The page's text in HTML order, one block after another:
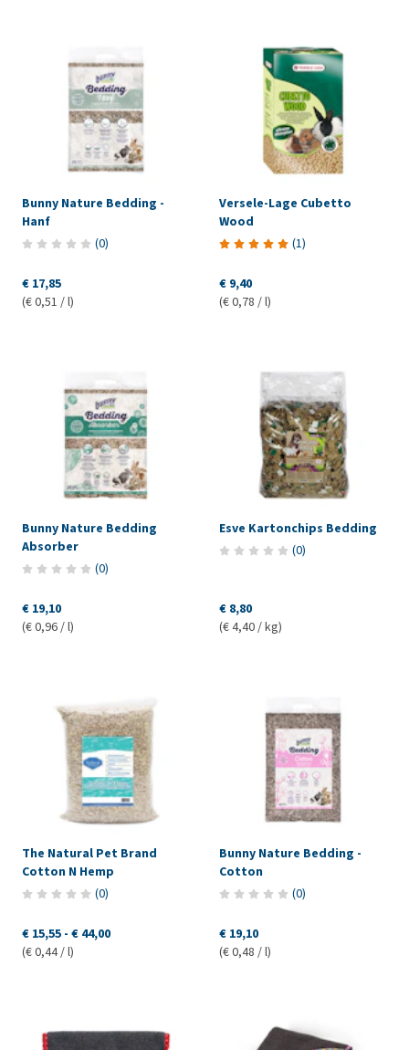
Bunny Nature Bedding -
Hanf
(0)
€ 17,85
(€ 0,51 / l)
Versele-Lage Cubetto
Wood
(1)
€ 9,40
(€ 0,78 / l)
Bunny Nature Bedding
Absorber
(0)
€ 19,10
(€ 0,96 / l)
Esve Kartonchips Bedding
(0)
€ 8,80
(€ 4,40 / kg)
The Natural Pet Brand
Cotton N Hemp
(0)
€ 15,55 - € 44,00
(€ 0,44 / l)
Bunny Nature Bedding -
Cotton
(0)
€ 19,10
(€ 0,48 / l)